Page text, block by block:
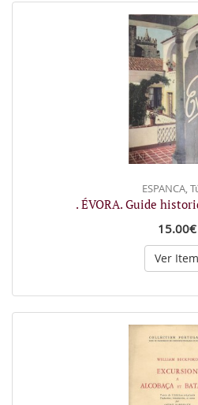
ESPANCA,
. ÉVORA. Guide
15.00€
Ver Item